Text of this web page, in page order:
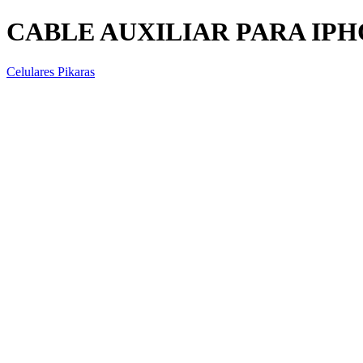
CABLE AUXILIAR PARA
Celulares Pikaras